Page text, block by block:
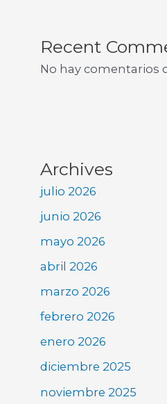
Recent
No hay comentarios
Archives
julio 2026
junio 2026
mayo 2026
abril 2026
marzo 2026
febrero 2026
enero 2026
diciembre 2025
noviembre 2025